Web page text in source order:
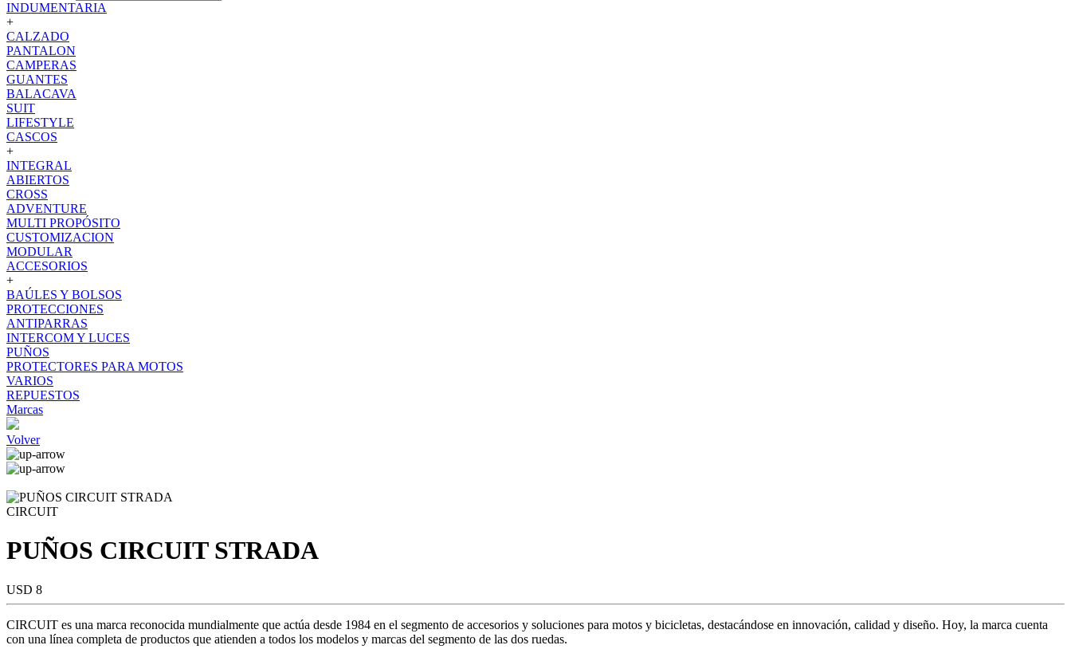
INDUMENTARIA
+
CALZADO
PANTALON
CAMPERAS
GUANTES
BALACAVA
SUIT
LIFESTYLE
CASCOS
+
INTEGRAL
ABIERTOS
CROSS
ADVENTURE
MULTI PROPÓSITO
CUSTOMIZACION
MODULAR
ACCESORIOS
+
BAÚLES Y BOLSOS
PROTECCIONES
ANTIPARRAS
INTERCOM Y LUCES
PUÑOS
PROTECTORES PARA MOTOS
VARIOS
REPUESTOS
Marcas
Volver
CIRCUIT
PUÑOS CIRCUIT STRADA
USD 8
CIRCUIT es una marca reconocida mundialmente que actúa desde 1984 en el segmento de accesorios y soluciones para motos y bicicletas, destacándose en innovación, calidad y diseño. Hoy, la marca cuenta
con una línea completa de productos que atienden a todos los modelos y marcas del segmento de las dos ruedas.